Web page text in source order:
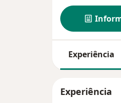
Experiência
Experiência